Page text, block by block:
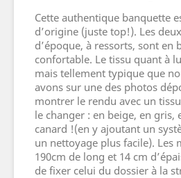
Cette authentique banquette
d’origine (juste top!). Les
d’époque, à ressorts, sont en
confortable. Le tissu quant à
mais tellement typique que
avons sur une des photos
montrer le rendu avec un
le changer : en beige, en
canard !(en y ajoutant un
un nettoyage plus facile). Les
190cm de long et 14 cm
de fixer celui du dossier à la